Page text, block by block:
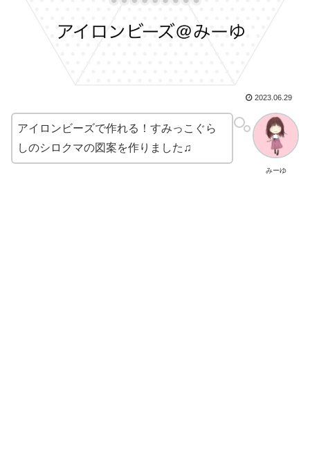
2023.06.29
みーゆ
アイロンビーズで作れる！すみっこぐら
しのシロクマの図案を作りました♫